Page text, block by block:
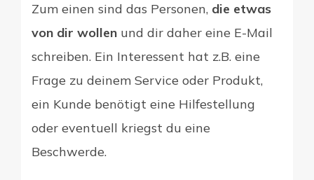
Zum einen sind das Personen, die etwas
von dir wollen und dir daher eine E-Mail
schreiben. Ein Interessent hat z.B. eine
Frage zu deinem Service oder Produkt,
ein Kunde benötigt eine Hilfestellung
oder eventuell kriegst du eine
Beschwerde.